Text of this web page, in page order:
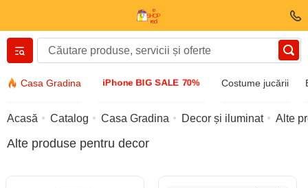
Casa Gradina iPhone BIG SALE 70% Costume jucării
Вернуться назад
Accesorii
Acasă Catalog Casa Gradina Decor și iluminat Alte
Alte produse pentru decor